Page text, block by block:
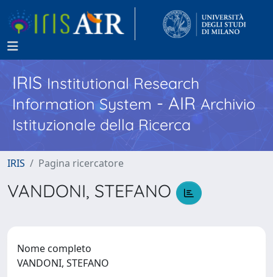
IRISInstitutional Research
Information System - AIR Archivio
Istituzionale della Ricerca
IRIS Pagina ricercatore
VANDONI, STEFANO
Nome completo
VANDONI, STEFANO